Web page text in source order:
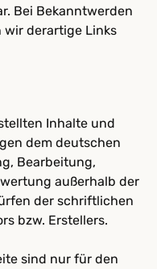
Bei Bekanntwerden
derartige Links
Inhalte und
dem deutschen
Bearbeitung,
außerhalb der
der schriftlichen
bzw. Erstellers.
sind nur für den